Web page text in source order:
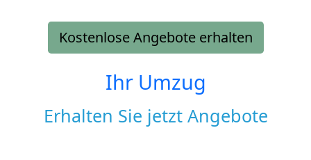
Kostenlose Angebote erhalten
Ihr Umzug
Erhalten Sie jetzt Angebote